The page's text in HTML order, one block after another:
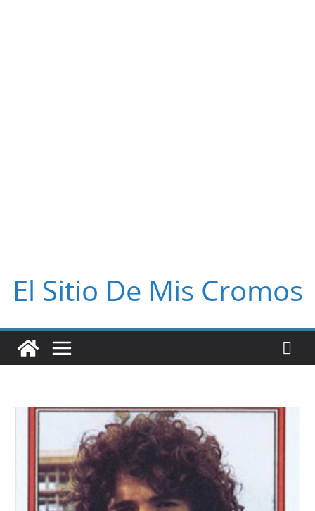
El Sitio De Mis Cromos